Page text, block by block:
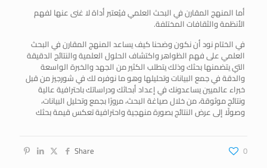
أما المنهج المقارن في البحث العلمي فيُعتبر أداة لا غنى عنها لفهم
الأنظمة والثقافات المختلفة.
في الختام نود أن نكون وضحنا كيف يساعد المنهج المقارن في البحث
العلمي على فهم الظواهر واكتشاف الحلول العلمية والنتائج الدقيقة
التي يتضمنها بحثك وذلك يتطلب الكثير من الجهد والخبرة الواسعة
والدقة في جمع البيانات وتحليلها وهو ما نوفره لك في شورجيز من قبل
خبراء عالميين يساعدونك في إعداد أبحاثك ودراساتك باحترافية عالية
ونتائج موثوقة، من خلال صياغة البحث، مرورًا بجمع وتحليل البيانات،
وصولًا إلى عرض النتائج بصورة منهجية واحترافية تعكس قيمة بحثك
Share 0